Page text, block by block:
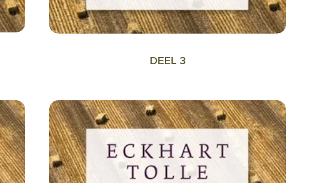
DEEL 3